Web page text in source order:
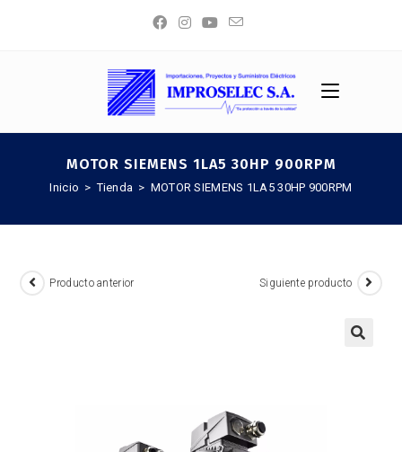
MOTOR SIEMENS 1LA5 30HP 900RPM
Inicio > Tienda > MOTOR SIEMENS 1LA5 30HP 900RPM
Producto anterior Siguiente producto